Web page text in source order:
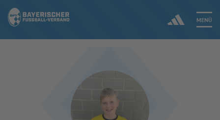
MENÜ
ERGEBNISSE & WETTBEWERBE